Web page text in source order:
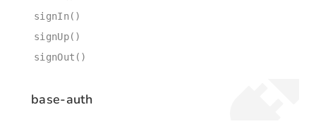
signIn()
signUp()
signOut()
base-auth